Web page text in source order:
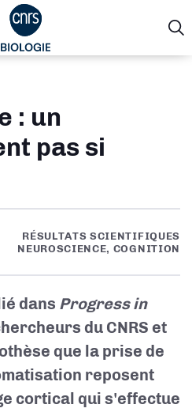
: un
pas si
RÉSULTATS SCIENTIFIQUES
NEUROSCIENCE, COGNITION
dans Progress in
du CNRS et
que la prise de
reposent
cortical qui s'effectue